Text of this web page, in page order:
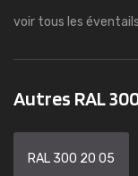
voir tous les
Autres RAL
RAL 300 20 05